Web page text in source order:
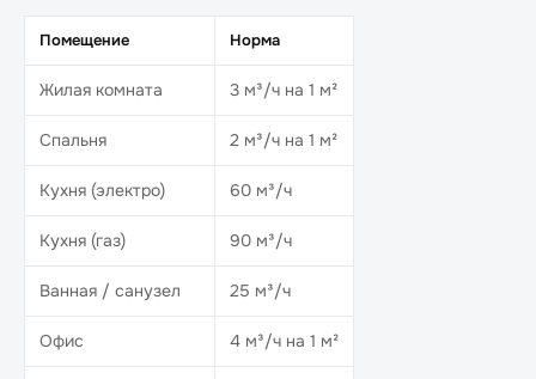
Помещение Норма
Жилая комната 3 м³/ч на 1 м²
Спальня 2 м³/ч на 1 м²
Кухня (электро) 60 м³/ч
Кухня (газ) 90 м³/ч
Ванная / санузел 25 м³/ч
Офис 4 м³/ч на 1 м²